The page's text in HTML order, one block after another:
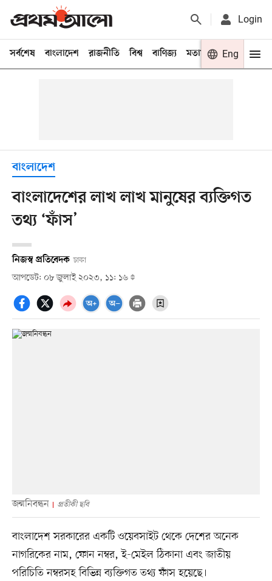
Login
সর্বশেষ বাংলাদেশ রাজনীতি বিশ্ব বাণিজ্য মতামত খেলা
Eng
বাংলাদেশ
বাংলাদেশের লাখ লাখ মানুষের ব্যক্তিগত
তথ্য ‘ফাঁস’
নিজস্ব প্রতিবেদক ঢাকা
আপডেট: ০৮ জুলাই ২০২৩, ১১: ১৬
জন্মনিবন্ধন প্রতীকী ছবি
বাংলাদেশ সরকারের একটি ওয়েবসাইট থেকে দেশের অনেক
নাগরিকের নাম, ফোন নম্বর, ই-মেইল ঠিকানা এবং জাতীয়
পরিচিতি নম্বরসহ বিভিন্ন ব্যক্তিগত তথ্য ফাঁস হয়েছে।